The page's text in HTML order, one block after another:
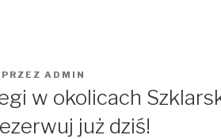
PRZEZ ADMIN
w okolicach
już dziś!